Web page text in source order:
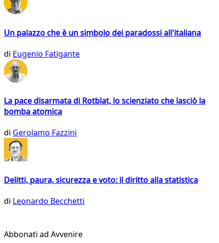
Un palazzo che è un simbolo dei paradossi all'italiana
di Eugenio Fatigante
La pace disarmata di Rotblat, lo scienziato che lasciò la
bomba atomica
di Gerolamo Fazzini
Delitti, paura, sicurezza e voto: il diritto alla statistica
di Leonardo Becchetti
Abbonati ad Avvenire